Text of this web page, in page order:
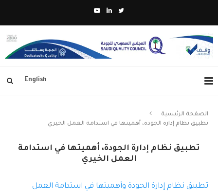
English
الصفحة الرئيسية
تطبيق نظام إدارة الجودة، أهميتها في استدامة العمل الخيري
تطبيق نظام إدارة الجودة، أهميتها في استدامة
العمل الخيري
تطبيق نظام إدارة الجودة وأهميتها في استدامة العمل